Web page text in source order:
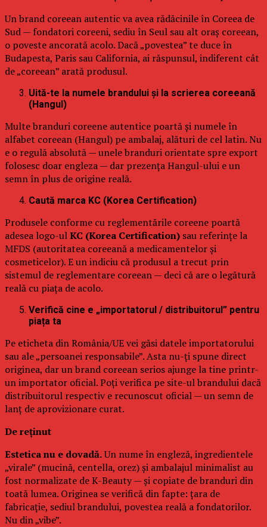
Un brand coreean autentic va avea rădăcinile în Coreea de
Sud — fondatori coreeni, sediu în Seul sau alt oraș coreean,
o poveste ancorată acolo. Dacă „povestea” te duce în
Budapesta, Paris sau California, ai răspunsul, indiferent cât
de „coreean” arată produsul.
Uită-te la numele brandului și la scrierea coreeană
(Hangul)
Multe branduri coreene autentice poartă și numele în
alfabet coreean (Hangul) pe ambalaj, alături de cel latin. Nu
e o regulă absolută — unele branduri orientate spre export
folosesc doar engleza — dar prezența Hangul-ului e un
semn în plus de origine reală.
Caută marca KC (Korea Certification)
Produsele conforme cu reglementările coreene poartă
adesea logo-ulKC (Korea Certification) sau referințe la
MFDS (autoritatea coreeană a medicamentelor și
cosmeticelor). E un indiciu că produsul a trecut prin
sistemul de reglementare coreean — deci că are o legătură
reală cu piața de acolo.
Verifică cine e „importatorul / distribuitorul” pentru
piața ta
Pe eticheta din România/UE vei găsi datele importatorului
sau ale „persoanei responsabile”. Asta nu-ți spune direct
originea, dar un brand coreean serios ajunge la tine printr-
un importator oficial. Poți verifica pe site-ul brandului dacă
distribuitorul respectiv e recunoscut oficial — un semn de
lanț de aprovizionare curat.
De reținut
Estetica nu e dovadă.Un nume în engleză, ingredientele
„virale” (mucină, centella, orez) și ambalajul minimalist au
fost normalizate de K-Beauty — și copiate de branduri din
toată lumea. Originea se verifică din fapte: țara de
fabricație, sediul brandului, povestea reală a fondatorilor.
Nu din „vibe”.